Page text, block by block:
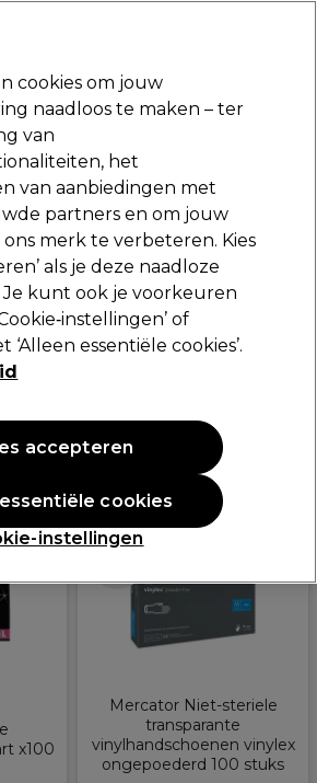
Aanmelden
Elektra
dag geleverd*
maandag t/m vrijdag
Kappers Tools Handschoenen
op:Populariteit
x100
Meer opties
Mercator Niet-steriele
transparante
vinylhandschoenen vinylex
ongepoederd 100 stuks
cookies om jouw
naadloos te maken – ter
van
het
van aanbiedingen met
partners en om jouw
merk te verbeteren. Kies
als je deze naadloze
kunt ook je voorkeuren
of
‘Alleen essentiële cookies’.
instellingen
cookies
accepteren